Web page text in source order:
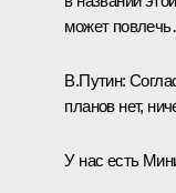
может
В.Путин:
планов нет,
У нас есть